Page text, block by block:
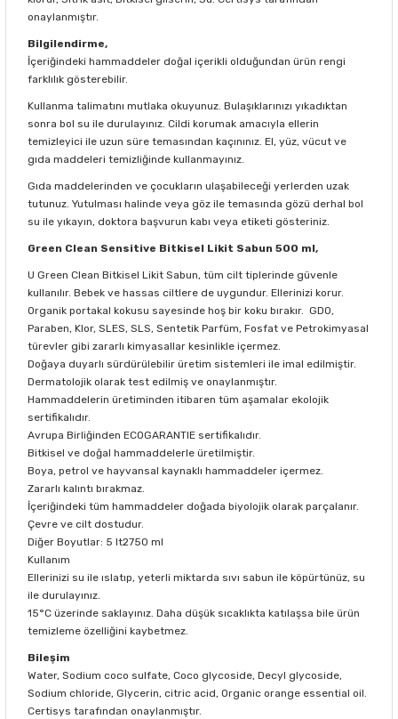
onaylanmıştır.
Bilgilendirme,
İçeriğindeki hammaddeler doğal içerikli olduğundan ürün rengi
farklılık gösterebilir.
Kullanma talimatını mutlaka okuyunuz. Bulaşıklarınızı yıkadıktan
sonra bol su ile durulayınız. Cildi korumak amacıyla ellerin
temizleyici ile uzun süre temasından kaçınınız. El, yüz, vücut ve
gıda maddeleri temizliğinde kullanmayınız.
Gıda maddelerinden ve çocukların ulaşabileceği yerlerden uzak
tutunuz. Yutulması halinde veya göz ile temasında gözü derhal bol
su ile yıkayın, doktora başvurun kabı veya etiketi gösteriniz.
Green Clean Sensitive Bitkisel Likit Sabun 500 ml,
U Green Clean Bitkisel Likit Sabun, tüm cilt tiplerinde güvenle
kullanılır. Bebek ve hassas ciltlere de uygundur. Ellerinizi korur.
Organik portakal kokusu sayesinde hoş bir koku bırakır. GDO,
Paraben, Klor, SLES, SLS, Sentetik Parfüm, Fosfat ve Petrokimyasal
türevler gibi zararlı kimyasallar kesinlikle içermez.
Doğaya duyarlı sürdürülebilir üretim sistemleri ile imal edilmiştir.
Dermatolojik olarak test edilmiş ve onaylanmıştır.
Hammaddelerin üretiminden itibaren tüm aşamalar ekolojik
sertifikalıdır.
Avrupa Birliğinden ECOGARANTIE sertifikalıdır.
Bitkisel ve doğal hammaddelerle üretilmiştir.
Boya, petrol ve hayvansal kaynaklı hammaddeler içermez.
Zararlı kalıntı bırakmaz.
İçeriğindeki tüm hammaddeler doğada biyolojik olarak parçalanır.
Çevre ve cilt dostudur.
Diğer Boyutlar: 5 lt2750 ml
Kullanım
Ellerinizi su ile ıslatıp, yeterli miktarda sıvı sabun ile köpürtünüz, su
ile durulayınız.
15°C üzerinde saklayınız. Daha düşük sıcaklıkta katılaşsa bile ürün
temizleme özelliğini kaybetmez.
Bileşim
Water, Sodium coco sulfate, Coco glycoside, Decyl glycoside,
Sodium chloride, Glycerin, citric acid, Organic orange essential oil.
Certisys tarafından onaylanmıştır.